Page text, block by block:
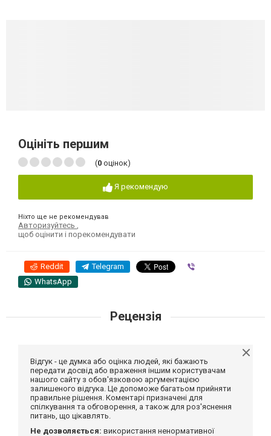
Оцініть першим
(0 оцінок)
Я рекомендую
Ніхто ще не рекомендував
Авторизуйтесь
щоб оцінити і порекомендувати
Reddit Telegram
WhatsApp
Рецензія
Відгук - це думка або оцінка людей, які бажають
передати досвід або враження іншим користувачам
нашого сайту з обов'язковою аргументацією
залишеного відгука. Це допоможе багатьом прийняти
правильне рішення. Коментарі призначені для
спілкування та обговорення, а також для роз'яснення
питань, що цікавлять.
Не дозволяється: використання ненормативної